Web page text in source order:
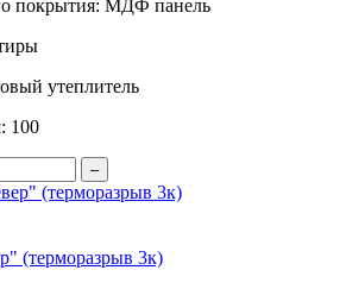
покрытия: МДФ панель
утеплитель
100
–
(терморазрыв 3к)